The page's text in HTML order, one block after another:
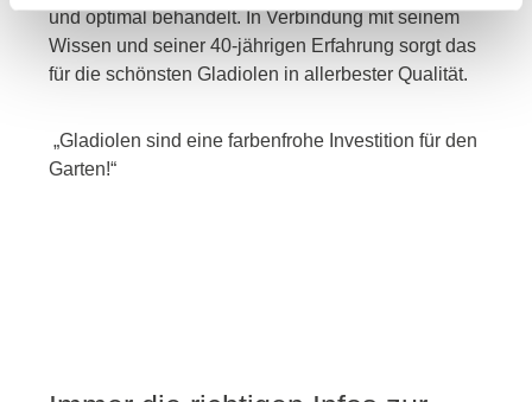
und optimal behandelt. In Verbindung mit seinem
Wissen und seiner 40-jährigen Erfahrung sorgt das
für die schönsten Gladiolen in allerbester Qualität.
„Gladiolen sind eine farbenfrohe Investition für den
Garten!“